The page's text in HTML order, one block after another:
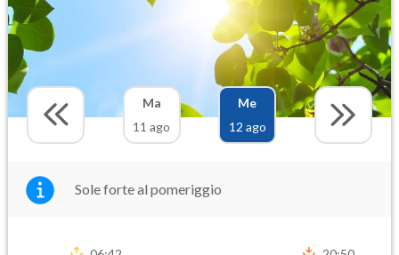
Ma
11 ago
Me
12 ago
Sole forte al pomeriggio